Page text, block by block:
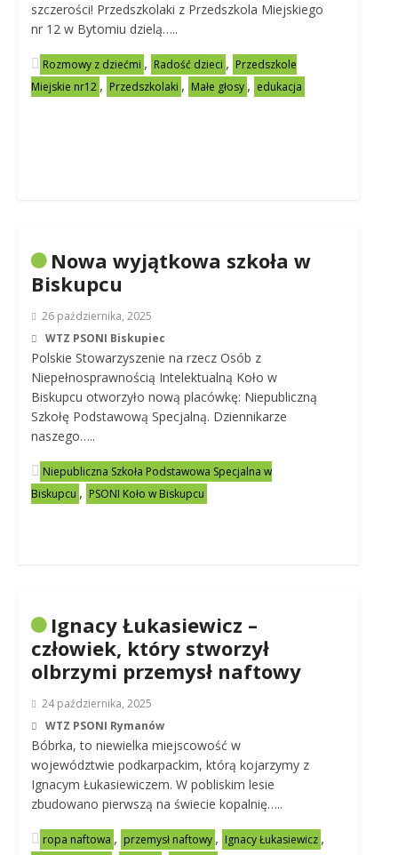
szczerości! Przedszkolaki z Przedszkola Miejskiego
nr 12 w Bytomiu dzielą…..
Rozmowy z dziećmi , Radość dzieci , Przedszkole
Miejskie nr12 , Przedszkolaki , Małe głosy , edukacja
Nowa wyjątkowa szkoła w
Biskupcu
26 października, 2025
WTZ PSONI Biskupiec
Polskie Stowarzyszenie na rzecz Osób z
Niepełnosprawnością Intelektualną Koło w
Biskupcu otworzyło nową placówkę: Niepubliczną
Szkołę Podstawową Specjalną. Dziennikarze
naszego…..
Niepubliczna Szkoła Podstawowa Specjalna w
Biskupcu , PSONI Koło w Biskupcu
Ignacy Łukasiewicz –
człowiek, który stworzył
olbrzymi przemysł naftowy
24 października, 2025
WTZ PSONI Rymanów
Bóbrka, to niewielka miejscowość w
województwie podkarpackim, którą kojarzymy z
Ignacym Łukasiewiczem. W pobliskim lesie
zbudowano pierwszą na świecie kopalnię…..
ropa naftowa , przemysł naftowy , Ignacy Łukasiewicz ,